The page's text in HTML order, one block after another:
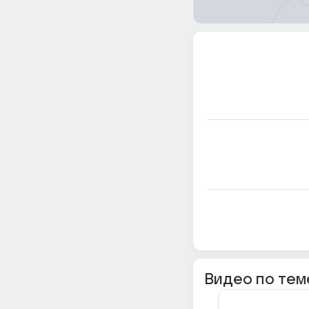
Видео по